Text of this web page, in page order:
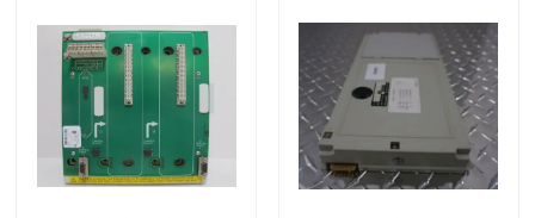
उत्पाद
हमारे बारे में
कारखाने का दौरा